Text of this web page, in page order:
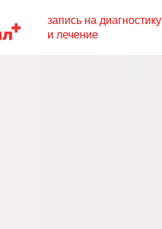
запись на диагностику
и лечение